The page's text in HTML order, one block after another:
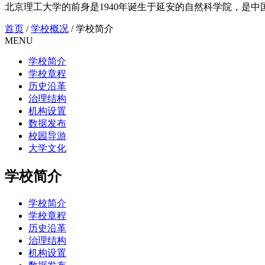
北京理工大学的前身是1940年诞生于延安的自然科学院，是中
首页 /学校概况 /学校简介
MENU
学校简介
学校章程
历史沿革
治理结构
机构设置
数据发布
校园导游
大学文化
学校简介
学校简介
学校章程
历史沿革
治理结构
机构设置